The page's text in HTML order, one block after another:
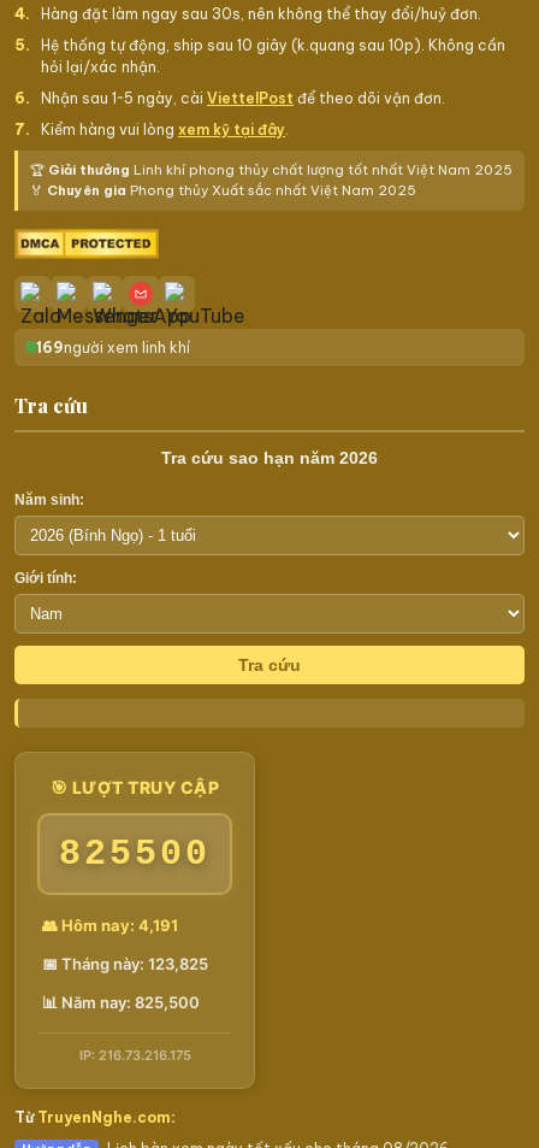
Hàng đặt làm ngay sau 30s, nên không thể thay đổi/huỷ đơn.
Hệ thống tự động, ship sau 10 giây (k.quang sau 10p). Không cần
hỏi lại/xác nhận.
Nhận sau 1~5 ngày, cài ViettelPost để theo dõi vận đơn.
Kiểm hàng vui lòng xem kỹ tại đây.
🏆 Giải thưởng Linh khí phong thủy chất lượng tốt nhất Việt Nam 2025
🏅 Chuyên gia Phong thủy Xuất sắc nhất Việt Nam 2025
169người xem linh khí
Tra cứu
Tra cứu sao hạn năm 2026
Năm sinh:
Giới tính:
Tra cứu
🎯 LƯỢT TRUY CẬP
825500
👥 Hôm nay: 4,191
📅 Tháng này: 123,825
📊 Năm nay: 825,500
IP: 216.73.216.175
Từ TruyenNghe.com: